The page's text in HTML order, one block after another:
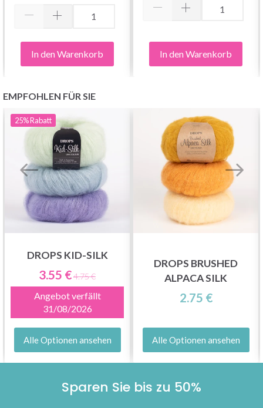
In den Warenkorb In den Warenkorb
EMPFOHLEN FÜR SIE
25%Rabatt
DROPS KID-SILK
3.55 €4.75 €
Angebot verfällt
31/08/2026
Alle Optionen ansehen
DROPS BRUSHED
ALPACA SILK
2.75 €
Alle Optionen ansehen
Sparen Sie bis zu 50%